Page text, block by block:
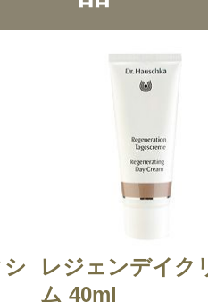
稿日：2020年09月
(ボディ)/老廃物の
イジング ボディオ
した香りもしま
レジェンデイク
ム 40ml